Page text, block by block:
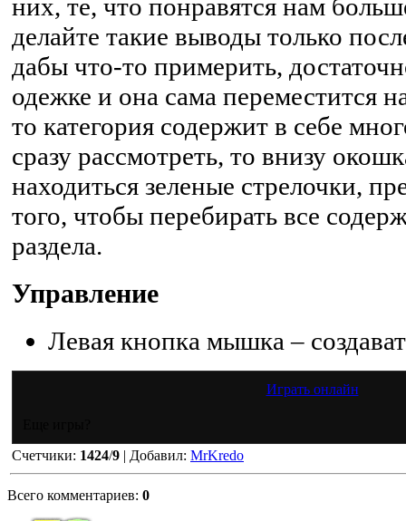
них, те, что понравятся нам
делайте такие выводы только
дабы что-то примерить,
одежке и она сама переместится
то категория содержит в себе
сразу рассмотреть, то внизу
находиться зеленые стрелочки,
того, чтобы перебирать все
раздела.
Управление
Левая кнопка мышка –
Играть онлайн
Счетчики: 1424/9 | Добавил: MrKredo
Всего комментариев: 0